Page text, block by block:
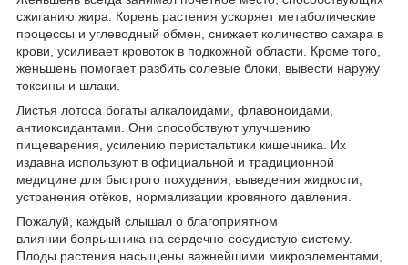
сжиганию жира. Корень растения ускоряет метаболические
процессы и углеводный обмен, снижает количество сахара в
крови, усиливает кровоток в подкожной области. Кроме того,
женьшень помогает разбить солевые блоки, вывести наружу
токсины и шлаки.
Листья лотоса богаты алкалоидами, флавоноидами,
антиоксидантами. Они способствуют улучшению
пищеварения, усилению перистальтики кишечника. Их
издавна используют в официальной и традиционной
медицине для быстрого похудения, выведения жидкости,
устранения отёков, нормализации кровяного давления.
Пожалуй, каждый слышал о благоприятном
влиянии боярышника на сердечно-сосудистую систему.
Плоды растения насыщены важнейшими микроэлементами,